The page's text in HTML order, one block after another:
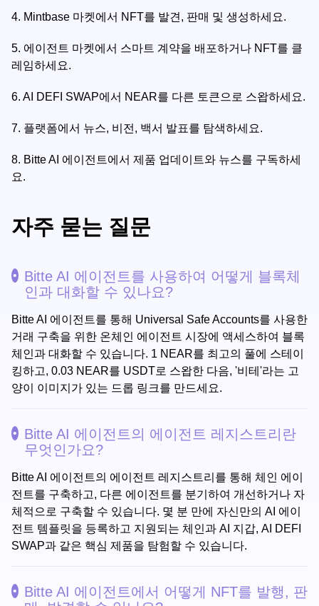
4. Mintbase 마켓에서 NFT를 발견, 판매 및 생성하세요.
5. 에이전트 마켓에서 스마트 계약을 배포하거나 NFT를 클
레임하세요.
6. AI DEFI SWAP에서 NEAR를 다른 토큰으로 스왑하세요.
7. 플랫폼에서 뉴스, 비전, 백서 발표를 탐색하세요.
8. Bitte AI 에이전트에서 제품 업데이트와 뉴스를 구독하세
요.
자주 묻는 질문
Bitte AI 에이전트를 사용하여 어떻게 블록체
인과 대화할 수 있나요?
Bitte AI 에이전트를 통해 Universal Safe Accounts를 사용한
거래 구축을 위한 온체인 에이전트 시장에 액세스하여 블록
체인과 대화할 수 있습니다. 1 NEAR를 최고의 풀에 스테이
킹하고, 0.03 NEAR를 USDT로 스왑한 다음, '비테'라는 고
양이 이미지가 있는 드롭 링크를 만드세요.
Bitte AI 에이전트의 에이전트 레지스트리란
무엇인가요?
Bitte AI 에이전트의 에이전트 레지스트리를 통해 체인 에이
전트를 구축하고, 다른 에이전트를 분기하여 개선하거나 자
체적으로 구축할 수 있습니다. 몇 분 만에 자신만의 AI 에이
전트 템플릿을 등록하고 지원되는 체인과 AI 지갑, AI DEFI
SWAP과 같은 핵심 제품을 탐험할 수 있습니다.
Bitte AI 에이전트에서 어떻게 NFT를 발행, 판